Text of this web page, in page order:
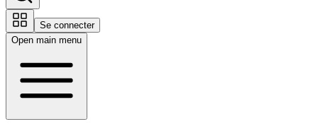
Se connecter
Open main menu